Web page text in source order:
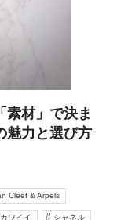
素材」で決ま
魅力と選び方
Cleef & Arpels
カワイイ シャネル